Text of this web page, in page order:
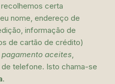
certa
nome, endereço de
informação de
de cartão de crédito)
aceites,
telefone. Isto chama-se
.